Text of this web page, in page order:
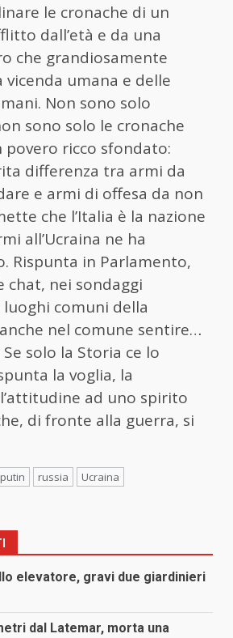
le cronache di un
dall’età e da una
che grandiosamente
umana e delle
Non sono solo
sono solo le cronache
ricco sfondato:
differenza tra armi da
e armi di offesa da non
che l’Italia è la nazione
all’Ucraina ne ha
Rispunta in Parlamento,
chat, nei sondaggi
luoghi comuni della
nel comune sentire…
solo la Storia ce lo
la voglia, la
ad uno spirito
di fronte alla guerra, si
putin russia Ucraina
elevatore, gravi due giardinieri
dal Latemar, morta una